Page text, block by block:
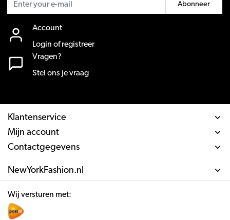
Abonneer
Account
Login of registreer
Vragen?
Stel ons je vraag
Klantenservice
Mijn account
Contactgegevens
NewYorkFashion.nl
Wij versturen met: